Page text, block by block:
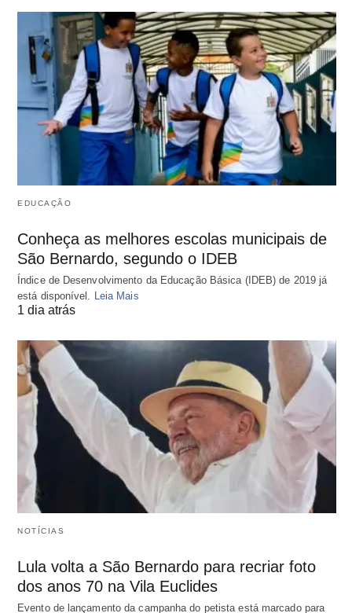
EDUCAÇÃO
Conheça as melhores escolas municipais de
São Bernardo, segundo o IDEB
Índice de Desenvolvimento da Educação Básica (IDEB) de 2019 já
está disponível.
Leia Mais
1 dia atrás
NOTÍCIAS
Lula volta a São Bernardo para recriar foto
dos anos 70 na Vila Euclides
Evento de lançamento da campanha do petista está marcado para